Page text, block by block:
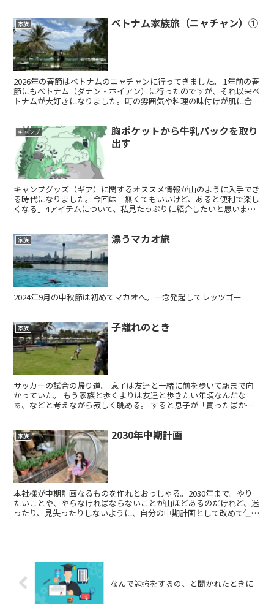
家族 ベトナム家族旅（ニャチャン）①
2026年の春節はベトナムのニャチャンに行ってきました。 1年前の春
節にもベトナム（ダナン・ホイアン）に行ったのですが、それ以来ベ
トナムが大好きになりました。町の雰囲気や料理の味付けが肌に合う
キャンプ
胸ポケットから牛乳パックを取り
出す
キャンプグッズ（ギア）に関するオススメ情報が山のように入手でき
る時代になりました。今回は「無くてもいいけど、あると便利で楽し
くなる」4アイテムについて、私見たっぷりに紹介したいと思いま
家族 漂うマカオ旅
2024年9月の中秋節は初めてマカオへ。一念発起してレッツゴー
家族 子離れのとき
サッカーの試合の帰り道。 息子は友達と一緒に前を歩いて駅まで向
かっていた。 もう家族と歩くよりは友達と歩きたい年頃なんだな
ぁ、などと考えながら寂しく眺める。 すると息子が「買ったばかり
家族 2030年中期計画
本社様が中期計画なるものを作れとおっしゃる。2030年まで。やり
たいことや、やらなければならないことが山ほどあるのだけれど、迷
ったり、見失ったりしないように、自分の中期計画として改めて仕上
なんで勉強をするの、と聞かれたときに